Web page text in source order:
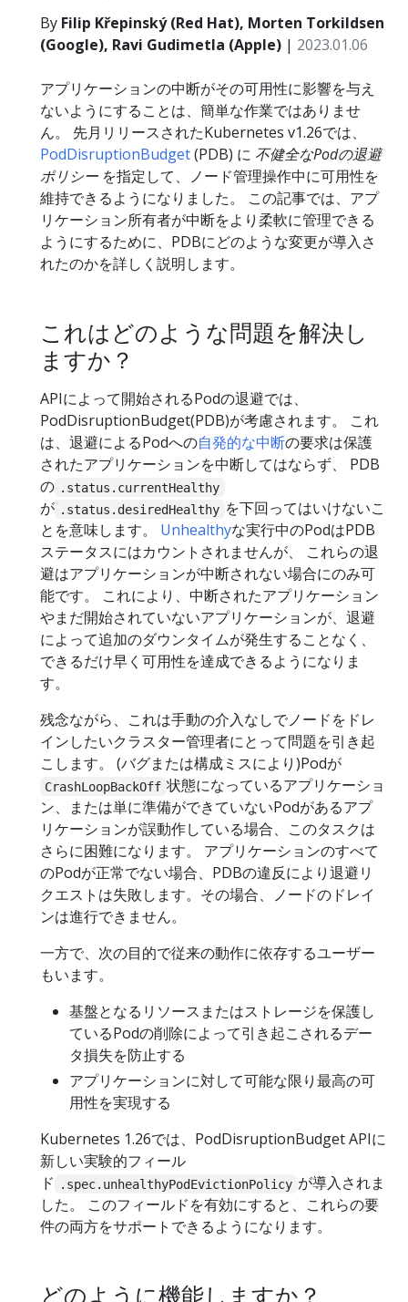
By Filip Křepinský (Red Hat), Morten Torkildsen
(Google), Ravi Gudimetla (Apple) | 2023.01.06
アプリケーションの中断がその可用性に影響を与え
ないようにすることは、簡単な作業ではありませ
ん。 先月リリースされたKubernetes v1.26では、
PodDisruptionBudget(PDB) に 不健全なPodの退避
ポリシーを指定して、ノード管理操作中に可用性を
維持できるようになりました。 この記事では、アプ
リケーション所有者が中断をより柔軟に管理できる
ようにするために、PDBにどのような変更が導入さ
れたのかを詳しく説明します。
これはどのような問題を解決し
ますか？
APIによって開始されるPodの退避では、
PodDisruptionBudget(PDB)が考慮されます。 これ
は、退避によるPodへの自発的な中断の要求は保護
されたアプリケーションを中断してはならず、 PDB
の .status.currentHealthy
が .status.desiredHealthy を下回ってはいけないこ
とを意味します。 Unhealthyな実行中のPodはPDB
ステータスにはカウントされませんが、 これらの退
避はアプリケーションが中断されない場合にのみ可
能です。 これにより、中断されたアプリケーション
やまだ開始されていないアプリケーションが、退避
によって追加のダウンタイムが発生することなく、
できるだけ早く可用性を達成できるようになりま
す。
残念ながら、これは手動の介入なしでノードをドレ
インしたいクラスター管理者にとって問題を引き起
こします。 (バグまたは構成ミスにより)Podが
CrashLoopBackOff 状態になっているアプリケーショ
ン、または単に準備ができていないPodがあるアプ
リケーションが誤動作している場合、このタスクは
さらに困難になります。 アプリケーションのすべて
のPodが正常でない場合、PDBの違反により退避リ
クエストは失敗します。その場合、ノードのドレイ
ンは進行できません。
一方で、次の目的で従来の動作に依存するユーザー
もいます。
基盤となるリソースまたはストレージを保護し
ているPodの削除によって引き起こされるデー
タ損失を防止する
アプリケーションに対して可能な限り最高の可
用性を実現する
Kubernetes 1.26では、PodDisruptionBudget APIに
新しい実験的フィール
ド
.spec.unhealthyPodEvictionPolicy が導入されま
した。 このフィールドを有効にすると、これらの要
件の両方をサポートできるようになります。
どのように機能しますか？